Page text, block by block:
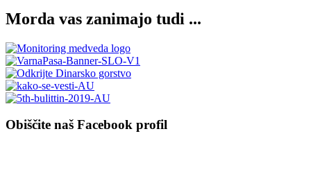
Morda vas zanimajo tudi ...
Obiščite naš Facebook profil